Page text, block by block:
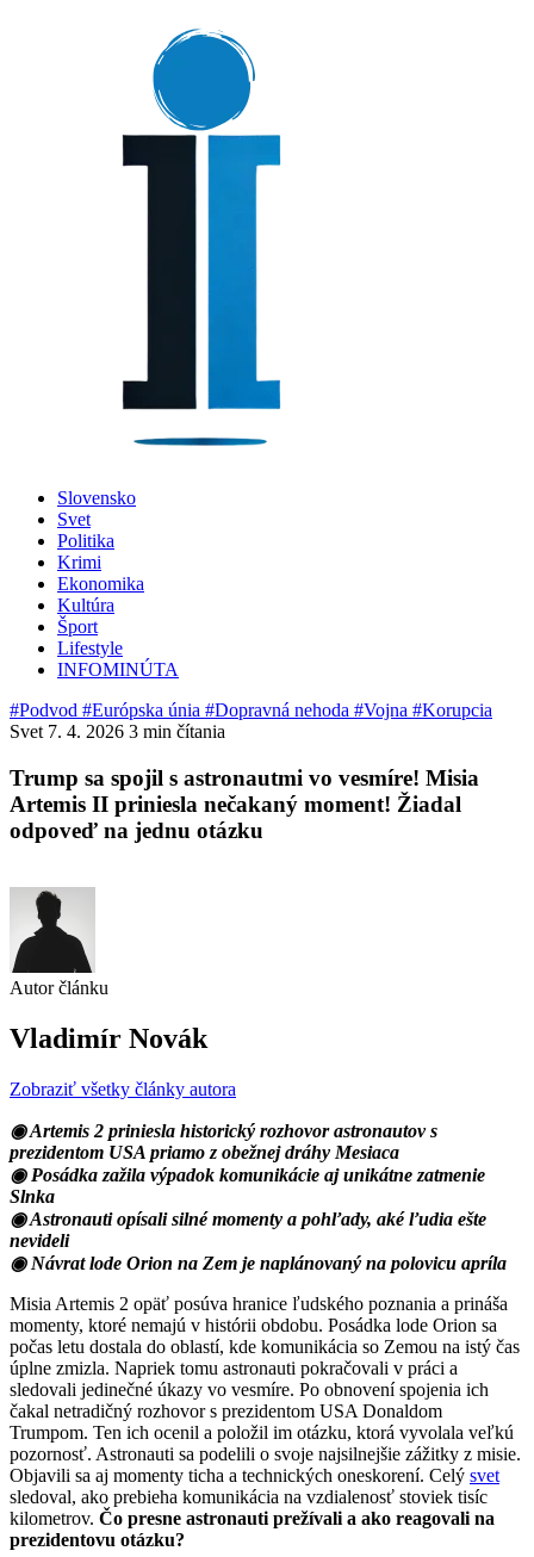
Slovensko
Svet
Politika
Krimi
Ekonomika
Kultúra
Šport
Lifestyle
INFOMINÚTA
#Podvod #Európska únia #Dopravná nehoda #Vojna #Korupcia
Svet 7. 4. 2026 3 min čítania
Trump sa spojil s astronautmi vo vesmíre! Misia
Artemis II priniesla nečakaný moment! Žiadal
odpoveď na jednu otázku
Autor článku
Vladimír Novák
Zobraziť všetky články autora
◉ Artemis 2 priniesla historický rozhovor astronautov s
prezidentom USA priamo z obežnej dráhy Mesiaca
◉ Posádka zažila výpadok komunikácie aj unikátne zatmenie
Slnka
◉ Astronauti opísali silné momenty a pohľady, aké ľudia ešte
nevideli
◉ Návrat lode Orion na Zem je naplánovaný na polovicu apríla
Misia Artemis 2 opäť posúva hranice ľudského poznania a prináša
momenty, ktoré nemajú v histórii obdobu. Posádka lode Orion sa
počas letu dostala do oblastí, kde komunikácia so Zemou na istý čas
úplne zmizla. Napriek tomu astronauti pokračovali v práci a
sledovali jedinečné úkazy vo vesmíre. Po obnovení spojenia ich
čakal netradičný rozhovor s prezidentom USA Donaldom
Trumpom. Ten ich ocenil a položil im otázku, ktorá vyvolala veľkú
pozornosť. Astronauti sa podelili o svoje najsilnejšie zážitky z misie.
Objavili sa aj momenty ticha a technických oneskorení. Celý svet
sledoval, ako prebieha komunikácia na vzdialenosť stoviek tisíc
kilometrov. Čo presne astronauti prežívali a ako reagovali na
prezidentovu otázku?